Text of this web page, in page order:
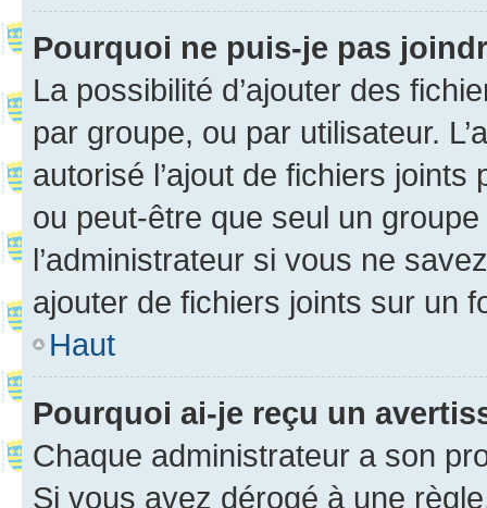
Pourquoi ne puis-je pas
La possibilité d’ajouter des
par groupe, ou par utilisateur.
autorisé l’ajout de fichiers
ou peut-être que seul un
l’administrateur si vous ne
ajouter de fichiers joints sur un
Haut
Pourquoi ai-je reçu un
Chaque administrateur a son
Si vous avez dérogé à une